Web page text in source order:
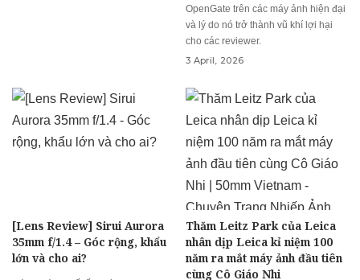
OpenGate trên các máy ảnh hiện đại
và lý do nó trở thành vũ khí lợi hại
cho các reviewer.
3 April, 2026
[Lens Review] Sirui Aurora
35mm f/1.4 – Góc rộng, khẩu
lớn và cho ai?
Thăm Leitz Park của Leica
nhân dịp Leica kỉ niệm 100
năm ra mắt máy ảnh đầu tiên
cùng Cô Giáo Nhi